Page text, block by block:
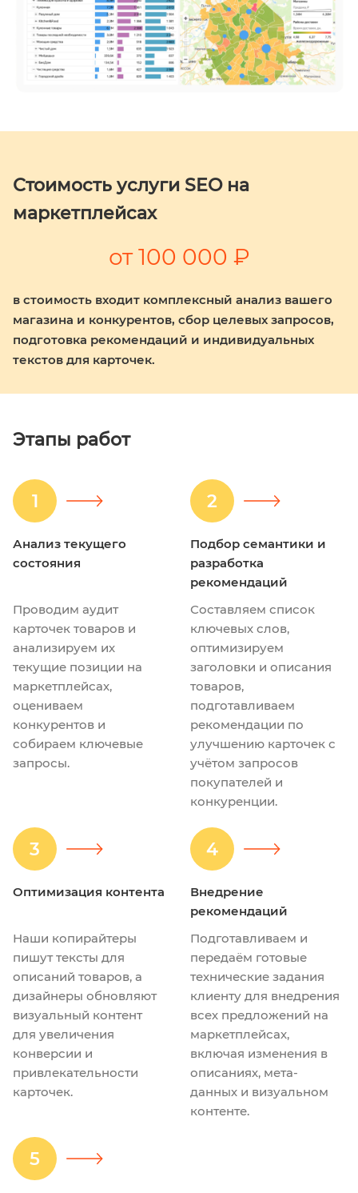
Стоимость услуги SEO на
маркетплейсах
от 100 000 ₽
в стоимость входит комплексный анализ вашего
магазина и конкурентов, сбор целевых запросов,
подготовка рекомендаций и индивидуальных
текстов для карточек.
Этапы работ
1
Анализ текущего
состояния
Проводим аудит
карточек товаров и
анализируем их
текущие позиции на
маркетплейсах,
оцениваем
конкурентов и
собираем ключевые
запросы.
2
Подбор семантики и
разработка
рекомендаций
Составляем список
ключевых слов,
оптимизируем
заголовки и описания
товаров,
подготавливаем
рекомендации по
улучшению карточек с
учётом запросов
покупателей и
конкуренции.
3
Оптимизация контента
Наши копирайтеры
пишут тексты для
описаний товаров, а
дизайнеры обновляют
визуальный контент
для увеличения
конверсии и
привлекательности
карточек.
4
Внедрение
рекомендаций
Подготавливаем и
передаём готовые
технические задания
клиенту для внедрения
всех предложений на
маркетплейсах,
включая изменения в
описаниях, мета-
данных и визуальном
контенте.
5